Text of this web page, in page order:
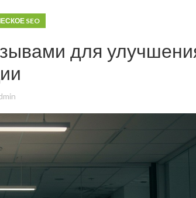
SEO
для